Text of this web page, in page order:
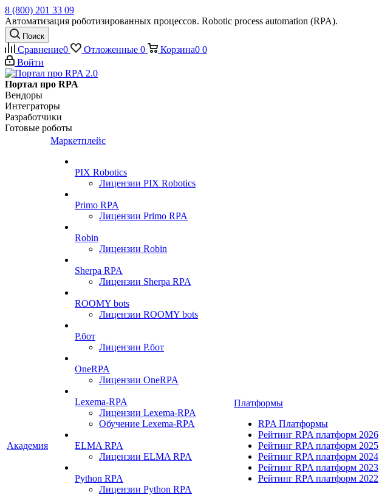
8 (800) 201 33 09
Автоматизация роботизированных процессов. Robotic process automation (RPA).
Поиск
Сравнение0 Отложенные 0 Корзина0 0
Войти
Портал про RPA
Вендоры
Интеграторы
Разработчики
Готовые роботы
Академия
Маркетплейс
PIX Robotics
Лицензии PIX Robotics
Primo RPA
Лицензии Primo RPA
Robin
Лицензии Robin
Sherpa RPA
Лицензии Sherpa RPA
ROOMY bots
Лицензии ROOMY bots
Р.бот
Лицензии Р.бот
OneRPA
Лицензии OneRPA
Lexema-RPA
Лицензии Lexema-RPA
Обучение Lexema-RPA
ELMA RPA
Лицензии ELMA RPA
Python RPA
Лицензии Python RPA
Платформы
RPA Платформы
Рейтинг RPA платформ 2026
Рейтинг RPA платформ 2025
Рейтинг RPA платформ 2024
Рейтинг RPA платформ 2023
Рейтинг RPA платформ 2022